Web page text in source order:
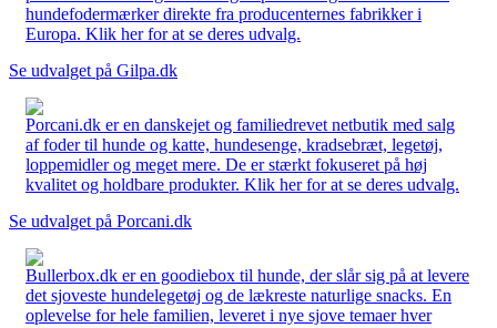
hundefodermærker direkte fra producenternes fabrikker i
Europa. Klik her for at se deres udvalg.
Se udvalget på Gilpa.dk
Porcani.dk er en danskejet og familiedrevet netbutik med salg
af foder til hunde og katte, hundesenge, kradsebræt, legetøj,
loppemidler og meget mere. De er stærkt fokuseret på høj
kvalitet og holdbare produkter. Klik her for at se deres udvalg.
Se udvalget på Porcani.dk
Bullerbox.dk er en goodiebox til hunde, der slår sig på at levere
det sjoveste hundelegetøj og de lækreste naturlige snacks. En
oplevelse for hele familien, leveret i nye sjove temaer hver